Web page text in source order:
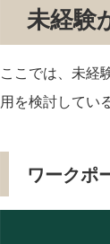
未経験
ここでは、未経
用を検討してい
ワークポ